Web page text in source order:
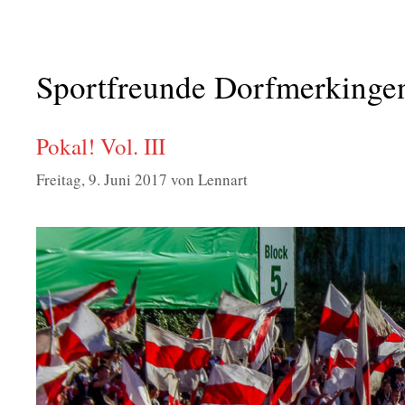
Sportfreunde
Pokal! Vol. III
Freitag, 9. Juni 2017 von Lennart